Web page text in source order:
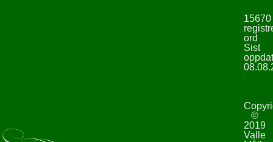
15670
ord
Sist
©
2019
Valle